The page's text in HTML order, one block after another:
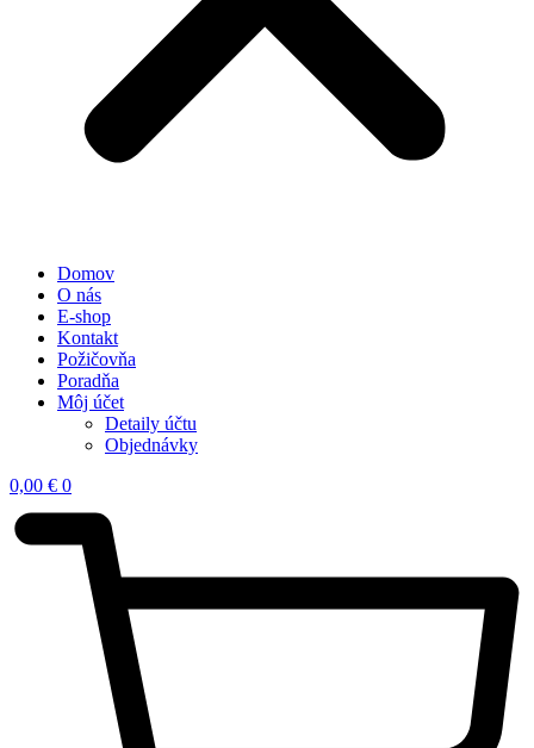
Domov
O nás
E-shop
Kontakt
Požičovňa
Poradňa
Môj účet
Detaily účtu
Objednávky
0,00 € 0